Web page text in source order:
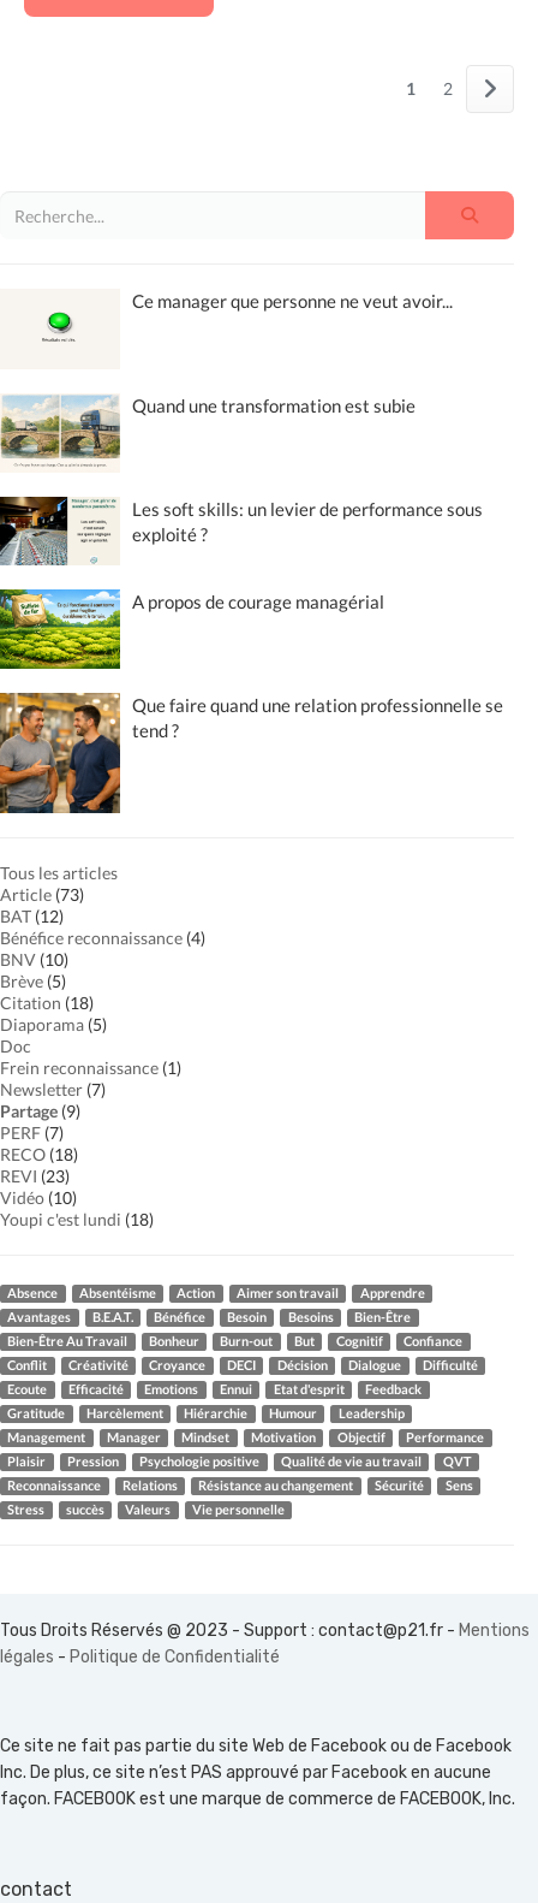
1 2
Ce manager que personne ne veut avoir...
Quand une transformation est subie
Les soft skills: un levier de performance sous
exploité ?
A propos de courage managérial
Que faire quand une relation professionnelle se
tend ?
Tous les articles
Article (73)
BAT (12)
Bénéfice reconnaissance (4)
BNV (10)
Brève (5)
Citation (18)
Diaporama (5)
Doc
Frein reconnaissance (1)
Newsletter (7)
Partage (9)
PERF (7)
RECO (18)
REVI (23)
Vidéo (10)
Youpi c'est lundi (18)
Absence Absentéisme Action Aimer son travail
Apprendre
Avantages
B.E.A.T. Bénéfice Besoin Besoins
Bien-Être
Bien-Être Au Travail
Bonheur Burn-out But Cognitif
Confiance
Conflit
Créativité Croyance DECI Décision Dialogue
Difficulté
Ecoute
Efficacité Emotions Ennui Etat d'esprit
Feedback
Gratitude
Harcèlement Hiérarchie Humour
Leadership
Management
Manager Mindset Motivation Objectif
Performance
Plaisir
Pression Psychologie positive Qualité de vie au travail
QVT
Reconnaissance
Relations Résistance au changement Sécurité
Sens
Stress
succès Valeurs Vie personnelle
Tous Droits Réservés @ 2023 - Support : contact@p21.fr - Mentions
légales - Politique de Confidentialité
Ce site ne fait pas partie du site Web de Facebook ou de Facebook
Inc. De plus, ce site n’est PAS approuvé par Facebook en aucune
façon. FACEBOOK est une marque de commerce de FACEBOOK, Inc.
contact